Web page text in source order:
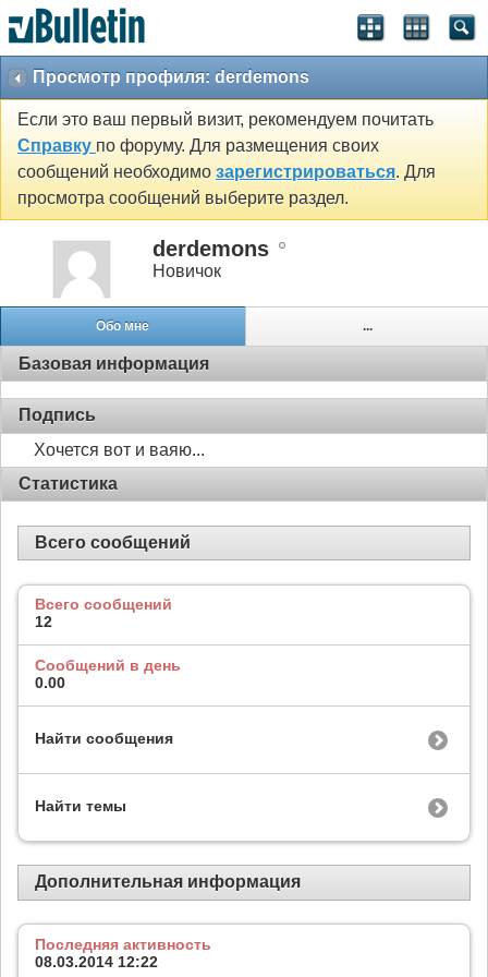
Просмотр профиля: derdemons
Если это ваш первый визит, рекомендуем почитать
Справку по форуму. Для размещения своих
сообщений необходимо зарегистрироваться. Для
просмотра сообщений выберите раздел.
derdemons
Новичок
Обо мне ...
Базовая информация
Подпись
Хочется вот и ваяю...
Статистика
Всего сообщений
Всего сообщений
12
Сообщений в день
0.00
Найти сообщения
Найти темы
Дополнительная информация
Последняя активность
08.03.2014 12:22